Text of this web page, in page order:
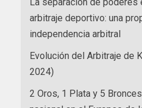
arbitraje deportivo: una
independencia arbitral
Evolución del Arbitraje de
2024)
2 Oros, 1 Plata y 5